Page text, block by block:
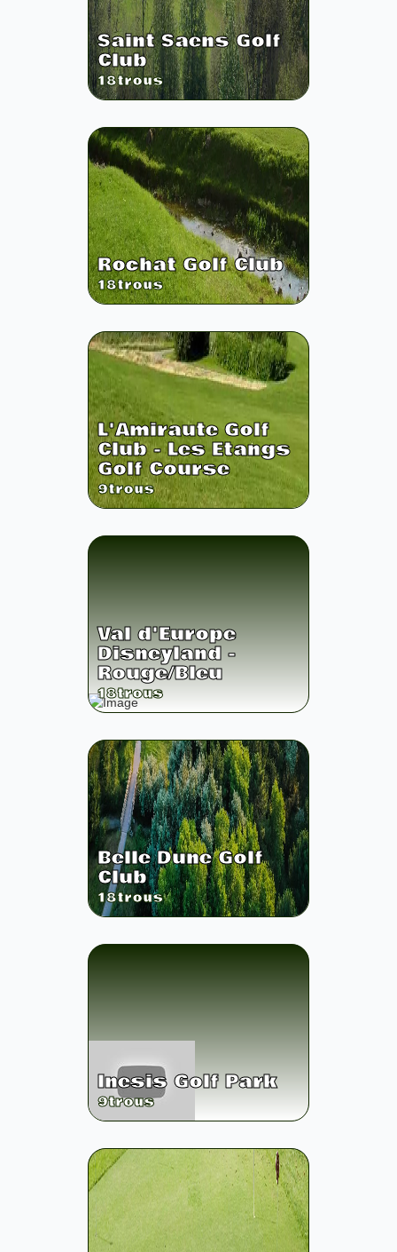
Saint Saens Golf
Club
18trous
Rochat Golf Club
18trous
L'Amiraute Golf
Club - Les Etangs
Golf Course
9trous
Val d'Europe
Disneyland -
Rouge/Bleu
18trous
Belle Dune Golf
Club
18trous
Inesis Golf Park
9trous